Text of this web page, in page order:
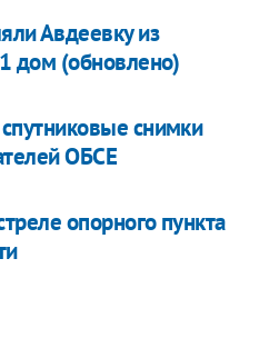
Авдеевку из
дом (обновлено)
снимки
ОБСЕ
опорного пункта